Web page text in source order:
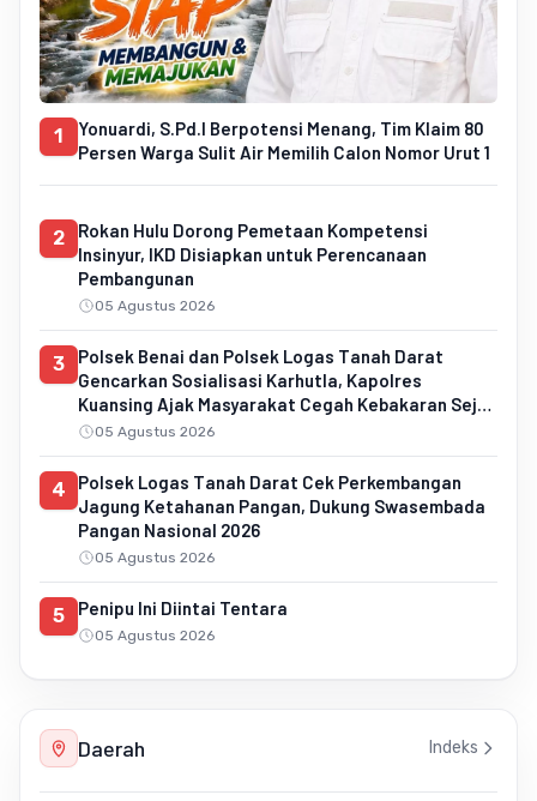
1
Yonuardi, S.Pd.I Berpotensi Menang, Tim Klaim 80
Persen Warga Sulit Air Memilih Calon Nomor Urut 1
2
Rokan Hulu Dorong Pemetaan Kompetensi
Insinyur, IKD Disiapkan untuk Perencanaan
Pembangunan
05 Agustus 2026
3
Polsek Benai dan Polsek Logas Tanah Darat
Gencarkan Sosialisasi Karhutla, Kapolres
Kuansing Ajak Masyarakat Cegah Kebakaran Sejak
Dini05 Agustus 2026
4
Polsek Logas Tanah Darat Cek Perkembangan
Jagung Ketahanan Pangan, Dukung Swasembada
Pangan Nasional 2026
05 Agustus 2026
5 Penipu Ini Diintai Tentara
05 Agustus 2026
Daerah Indeks